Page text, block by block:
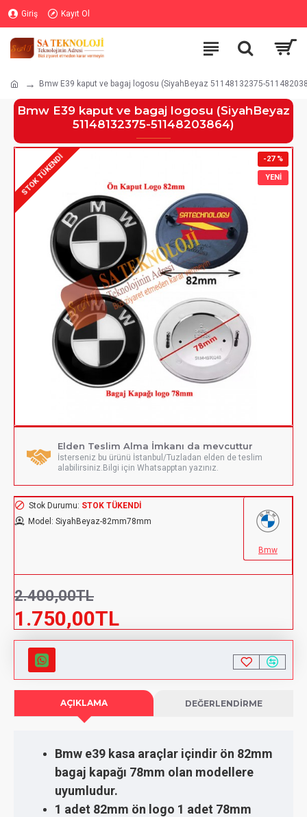
Giriş Kayıt Ol
Bmw E39 kaput ve bagaj logosu (SiyahBeyaz 51148132375-
Bmw E39 kaput ve bagaj logosu (SiyahBeyaz
51148132375-51148203864)
YENI
-27 %
STOK TÜKENDI
Elden Teslim Alma İmkanı da mevcuttur
İsterseniz bu ürünü İstanbul/Tuzladan elden de teslim
alabilirsiniz.Bilgi için Whatsapptan yazınız.
1.750,00TL
2.400,00TL
Stok Durumu: STOK TÜKENDI
Model: SiyahBeyaz-82mm78mm
Bmw
AÇIKLAMA DEĞERLENDIRME
Bmw e39 kasa araçlar içindir ön 82mm
bagaj kapağı 78mm olan modellere
uyumludur.
1 adet 82mm ön logo 1 adet 78mm